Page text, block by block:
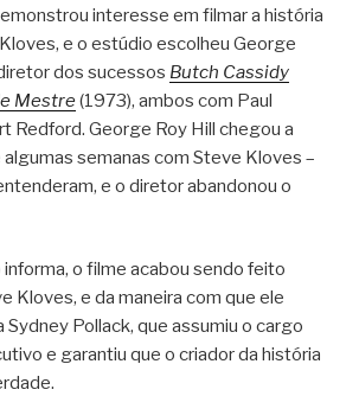
interesse em filmar a história
e o estúdio escolheu George
dos sucessos Butch Cassidy
Mestre(1973), ambos com Paul
Redford. George Roy Hill chegou a
semanas com Steve Kloves –
e o diretor abandonou o
o filme acabou sendo feito
Kloves, e da maneira com que ele
Sydney Pollack, que assumiu o cargo
e garantiu que o criador da história